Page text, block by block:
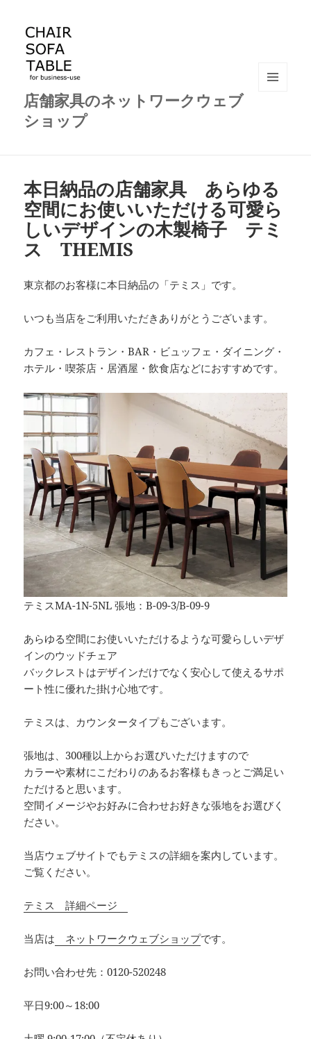
店舗家具のネットワークウェブ
ショップ
本日納品の店舗家具 あらゆる
空間にお使いいただける可愛ら
しいデザインの木製椅子 テミ
ス THEMIS
東京都のお客様に本日納品の「テミス」です。
いつも当店をご利用いただきありがとうございます。
カフェ・レストラン・BAR・ビュッフェ・ダイニング・
ホテル・喫茶店・居酒屋・飲食店などにおすすめです。
テミスMA-1N-5NL 張地：B-09-3/B-09-9
あらゆる空間にお使いいただけるような可愛らしいデザ
インのウッドチェア
バックレストはデザインだけでなく安心して使えるサポ
ート性に優れた掛け心地です。
テミスは、カウンタータイプもございます。
張地は、300種以上からお選びいただけますので
カラーや素材にこだわりのあるお客様もきっとご満足い
ただけると思います。
空間イメージやお好みに合わせお好きな張地をお選びく
ださい。
当店ウェブサイトでもテミスの詳細を案内しています。
ご覧ください。
テミス 詳細ページ
当店は ネットワークウェブショップです。
お問い合わせ先：0120-520248
平日9:00～18:00